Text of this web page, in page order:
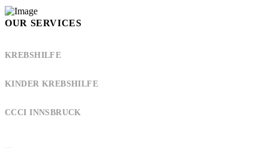
OUR SERVICES
KREBSHILFE
KINDER KREBSHILFE
CCCI INNSBRUCK